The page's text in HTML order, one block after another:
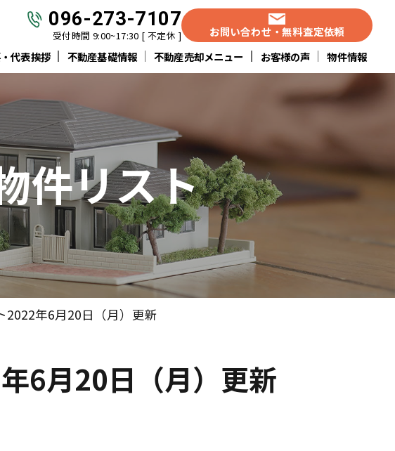
096-273-7107
受付時間 9:00~17:30 [ 不定休 ]
お問い合わせ・無料査定依頼
代表挨拶 不動産基礎情報 不動産売却メニュー お客様の声 物件情報
件リスト
2022年6月20日（月）更新
6月20日（月）更新